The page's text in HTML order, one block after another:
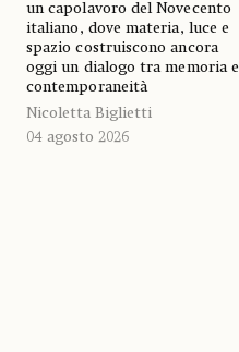
un capolavoro del Novecento
italiano, dove materia, luce e
spazio costruiscono ancora
oggi un dialogo tra memoria e
contemporaneità
Nicoletta Biglietti
04 agosto 2026